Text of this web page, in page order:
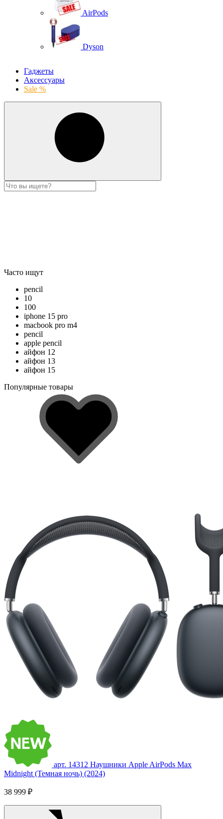
AirPods
Dyson
Гаджеты
Аксессуары
Sale %
Часто ищут
pencil
10
100
iphone 15 pro
macbook pro m4
pencil
apple pencil
айфон 12
айфон 13
айфон 15
Популярные товары
арт. 14312 Наушники Apple AirPods Max
Midnight (Темная ночь) (2024)
38 999 ₽